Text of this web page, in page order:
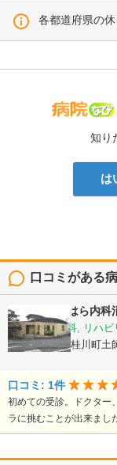
各都道府県の
知り
は
口コミがある
医療法人 きはら内科
内科, 消化器科, リハビ
福岡県嘉穂郡桂川町土
口コミ: 1件
初めての受診。ドクター
ラに挑むことが出来まし